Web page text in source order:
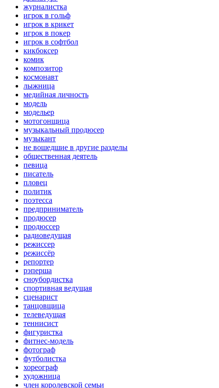
журналистка
игрок в гольф
игрок в крикет
игрок в покер
игрок в софтбол
кикбоксер
комик
композитор
космонавт
лыжница
медийная личность
модель
модельер
мотогонщица
музыкальный продюсер
музыкант
не вошедшие в другие разделы
общественная деятель
певица
писатель
пловец
политик
поэтесса
предприниматель
продюсер
продюссер
радиоведущая
режиссер
режиссёр
репортер
рэперша
сноубордистка
спортивная ведущая
сценарист
танцовщица
телеведущая
теннисист
фигуристка
фитнес-модель
фотограф
футболистка
хореограф
художница
член королевской семьи